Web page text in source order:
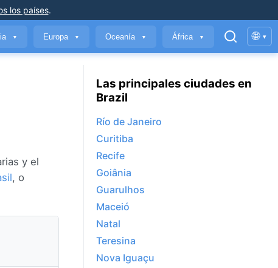
los países.
▼ Europa ▼ Oceanía ▼ África ▼ 🌐 ▾
y el
, o
Las principales ciudades en
Brazil
Río de Janeiro
Curitiba
Recife
Goiânia
Guarulhos
Maceió
Natal
Teresina
Nova Iguaçu